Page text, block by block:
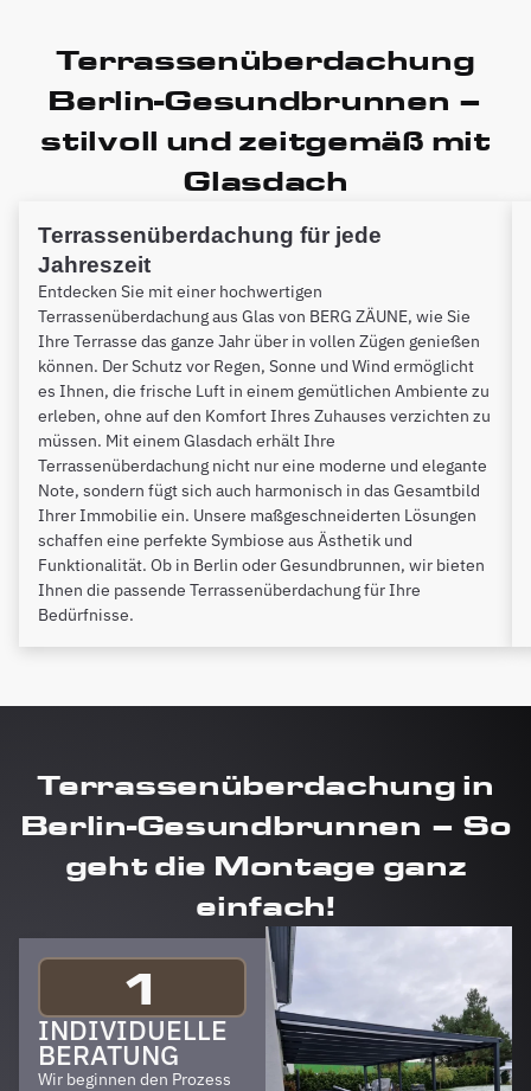
Terrassenüberdachung
Berlin-Gesundbrunnen –
stilvoll und zeitgemäß mit
Glasdach
Terrassenüberdachung für jede
Jahreszeit
Entdecken Sie mit einer hochwertigen
Terrassenüberdachung aus Glas von BERG ZÄUNE, wie Sie
Ihre Terrasse das ganze Jahr über in vollen Zügen genießen
können. Der Schutz vor Regen, Sonne und Wind ermöglicht
es Ihnen, die frische Luft in einem gemütlichen Ambiente zu
erleben, ohne auf den Komfort Ihres Zuhauses verzichten zu
müssen. Mit einem Glasdach erhält Ihre
Terrassenüberdachung nicht nur eine moderne und elegante
Note, sondern fügt sich auch harmonisch in das Gesamtbild
Ihrer Immobilie ein. Unsere maßgeschneiderten Lösungen
schaffen eine perfekte Symbiose aus Ästhetik und
Funktionalität. Ob in Berlin oder Gesundbrunnen, wir bieten
Ihnen die passende Terrassenüberdachung für Ihre
Bedürfnisse.
Terrassenüberdachung in
Berlin-Gesundbrunnen – So
geht die Montage ganz
einfach!
1
INDIVIDUELLE
BERATUNG
Wir beginnen den Prozess